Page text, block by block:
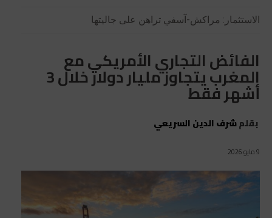
الاستثمار: مراكش-آسفي تراهن على جاليتها
الفائض التجاري الأمريكي مع
المغرب يتجاوز مليار دولار خلال 3
أشهر فقط
بقلمشرف الدين السريعي
9 مايو 2026